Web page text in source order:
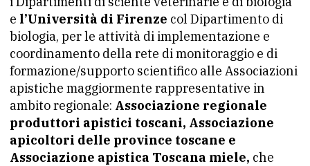
e l’Università di Firenze col Dipartimento di
biologia, per le attività di implementazione e
coordinamento della rete di monitoraggio e di
formazione/supporto scientifico alle Associazioni
apistiche maggiormente rappresentative in
ambito regionale: Associazione regionale
produttori apistici toscani, Associazione
apicoltori delle province toscane e
Associazione apistica Toscana miele, che